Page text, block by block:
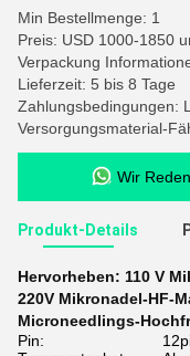
Min Bestellmenge: 1
Preis: USD 1000-1850
Verpackung
Lieferzeit: 5 bis 8 Tage
Zahlungsbedingungen:
Versorgungsmaterial-
Wir
Produkt-Details
Hervorheben: 110 V
220V Mikronadel-HF-
Microneedlings-
Pin: